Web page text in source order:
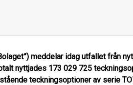
meddelar idag utfallet från
nyttjades 173 029 725
teckningsoptioner av serie